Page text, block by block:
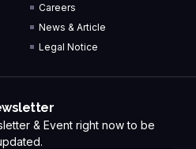
Careers
News & Article
Legal Notice
& Event right now to be